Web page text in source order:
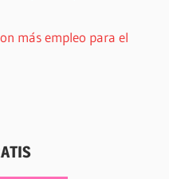
más empleo para el